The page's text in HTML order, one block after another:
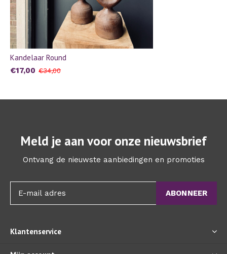
Kandelaar Round
€17,00 €34,00
Meld je aan voor onze nieuwsbrief
Ontvang de nieuwste aanbiedingen en promoties
ABONNEER
Klantenservice